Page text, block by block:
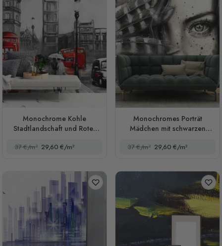
Monochrome Kohle
Stadtlandschaft und Roter
37 €/m² 29,60 €/m²
Monochromes Porträt
Mädchen mit schwarzen
37 €/m² 29,60 €/m²